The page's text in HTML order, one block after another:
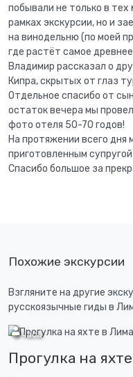
побывали не только в
рамках экскурсии, но и
на винодельню (по моей
где растёт самое
Владимир рассказал о
Кипра, скрытых от глаз
Отдельное спасибо от
остаток вечера мы
фото отеля 50-70 годов!
На протяжении всего
приготовленным
Спасибо большое за
Похожие экскурсии
Взгляните на другие
русскоязычные гиды в
2 часа
Прогулка на